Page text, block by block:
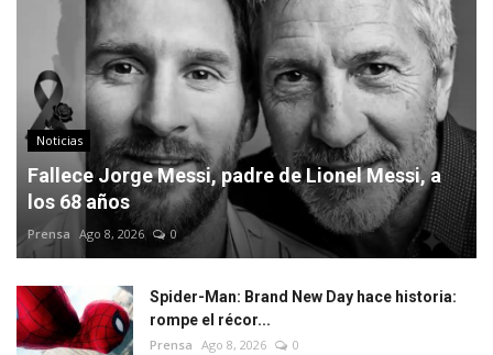
Noticias
Fallece Jorge Messi, padre de Lionel Messi, a
los 68 años
Prensa Ago 8, 2026 0
Spider-Man: Brand New Day hace historia:
rompe el récor...
Prensa Ago 8, 2026 0